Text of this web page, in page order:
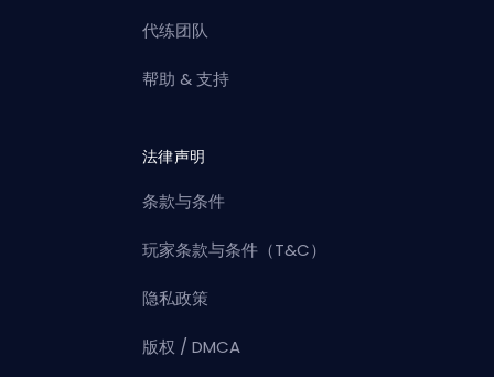
代练团队
帮助 & 支持
法律声明
条款与条件
玩家条款与条件（T&C）
隐私政策
版权 / DMCA